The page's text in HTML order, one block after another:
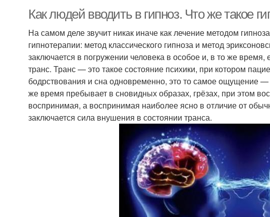
Как людей вводить в гипноз. Что же такое
На самом деле звучит никак иначе как лечение методом
гипнотерапии: метод классического гипноза и метод
заключается в погружении человека в особое и, в то же
транс. Транс — это такое состояние психики, при котором
бодрствования и сна одновременно, это то самое ощущение —
же время пребывает в сновидных образах, грёзах, при этом
воспринимая, а воспринимая наиболее ясно в отличие от
заключается сила внушения в состоянии транса.